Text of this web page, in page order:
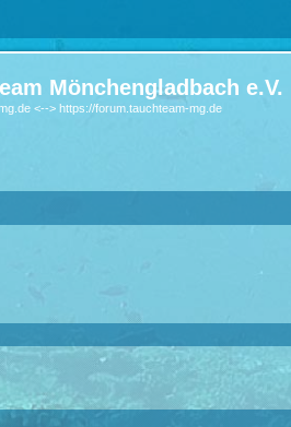
Mönchengladbach e.V.
<--> https://forum.tauchteam-mg.de